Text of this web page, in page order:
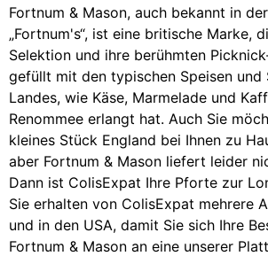
Fortnum & Mason, auch bekannt in
„Fortnum's“, ist eine britische Marke,
Selektion und ihre berühmten
gefüllt mit den typischen Speisen und
Landes, wie Käse, Marmelade und
Renommee erlangt hat. Auch Sie
kleines Stück England bei Ihnen zu
aber Fortnum & Mason liefert leider
Dann ist ColisExpat Ihre Pforte zur
Sie erhalten von ColisExpat mehrere
und in den USA, damit Sie sich Ihre
Fortnum & Mason an eine unserer